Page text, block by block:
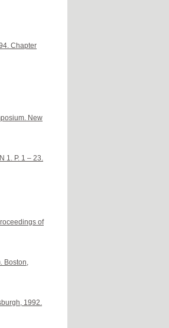
Chapter
New
1. P. 1 – 23.
of
Boston,
1992.